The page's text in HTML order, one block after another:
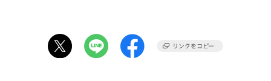
●内ポケット：オープンポケット2、ファスナー付きポケット1
●ショルダーベルト重量：約74g